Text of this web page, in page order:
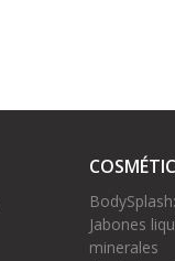
Jabones
minerales